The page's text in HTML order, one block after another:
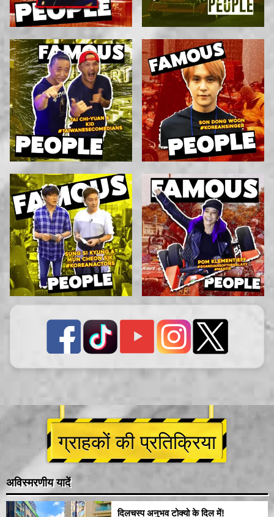
ग्राहकों की प्रतिक्रिया
अविस्मरणीय यादें
दिलचस्प अनुभव टोक्यो के दिल में!